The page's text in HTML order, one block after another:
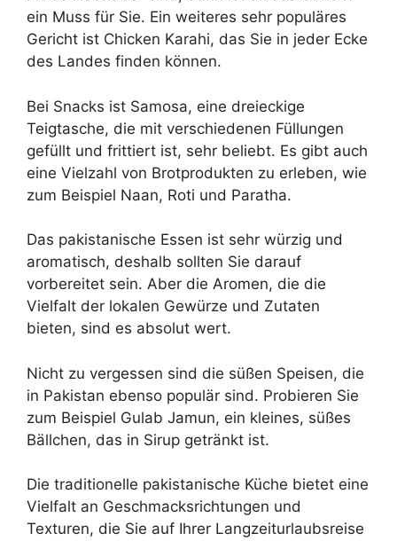
ein Muss für Sie. Ein weiteres sehr populäres
Gericht ist Chicken Karahi, das Sie in jeder Ecke
des Landes finden können.
Bei Snacks ist Samosa, eine dreieckige
Teigtasche, die mit verschiedenen Füllungen
gefüllt und frittiert ist, sehr beliebt. Es gibt auch
eine Vielzahl von Brotprodukten zu erleben, wie
zum Beispiel Naan, Roti und Paratha.
Das pakistanische Essen ist sehr würzig und
aromatisch, deshalb sollten Sie darauf
vorbereitet sein. Aber die Aromen, die die
Vielfalt der lokalen Gewürze und Zutaten
bieten, sind es absolut wert.
Nicht zu vergessen sind die süßen Speisen, die
in Pakistan ebenso populär sind. Probieren Sie
zum Beispiel Gulab Jamun, ein kleines, süßes
Bällchen, das in Sirup getränkt ist.
Die traditionelle pakistanische Küche bietet eine
Vielfalt an Geschmacksrichtungen und
Texturen, die Sie auf Ihrer Langzeiturlaubsreise